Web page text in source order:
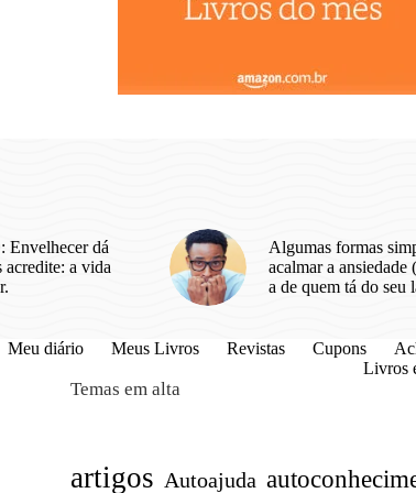
dá
acredite: a vida
Algumas formas
acalmar a ansiedade
a de quem tá do seu
Meu diário Meus Livros Revistas Cupons
Livros
Temas em alta
artigos Autoajuda